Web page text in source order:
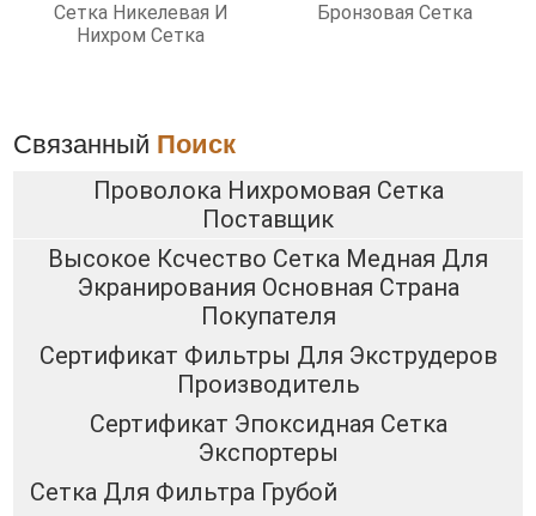
Сетка Никелевая И
Нихром Сетка
Бронзовая Сетка
Связанный Поиск
Проволока Нихромовая Сетка
Поставщик
Высокое Ксчество Сетка Медная Для
Экранирования Основная Страна
Покупателя
Сертификат Фильтры Для Экструдеров
Производитель
Сертификат Эпоксидная Сетка
Экспортеры
Сетка Для Фильтра Грубой